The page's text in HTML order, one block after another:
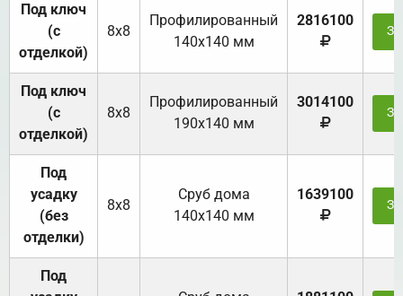
Под ключ
(с
отделкой)
8х8
Профилированный
140х140 мм
2816100
Под ключ
(с
отделкой)
8х8
Профилированный
190х140 мм
3014100
Под
усадку
(без
отделки)
8х8
Cруб дома
140х140 мм
1639100
Под